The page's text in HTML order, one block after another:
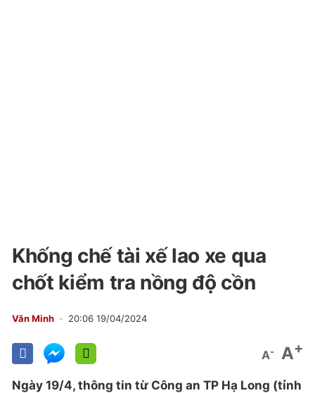
Khống chế tài xế lao xe qua
chốt kiểm tra nồng độ cồn
Văn Minh 20:06 19/04/2024
A- A+
Ngày 19/4, thông tin từ Công an TP Hạ Long (tỉnh